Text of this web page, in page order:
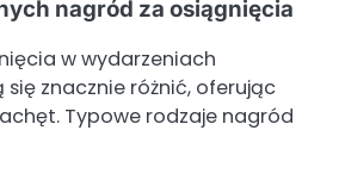
nagród za osiągnięcia
w wydarzeniach
znacznie różnić, oferując
Typowe rodzaje nagród